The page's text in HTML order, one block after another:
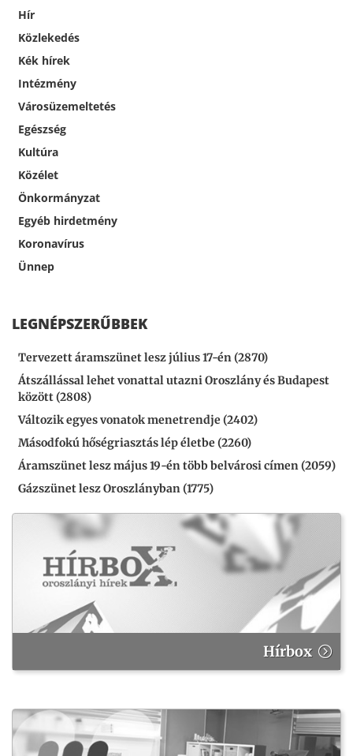
Hír
Közlekedés
Kék hírek
Intézmény
Városüzemeltetés
Egészség
Kultúra
Közélet
Önkormányzat
Egyéb hirdetmény
Koronavírus
Ünnep
LEGNÉPSZERŰBBEK
Tervezett áramszünet lesz július 17-én (2870)
Átszállással lehet vonattal utazni Oroszlány és Budapest
között (2808)
Változik egyes vonatok menetrendje (2402)
Másodfokú hőségriasztás lép életbe (2260)
Áramszünet lesz május 19-én több belvárosi címen (2059)
Gázszünet lesz Oroszlányban (1775)
Hírbox